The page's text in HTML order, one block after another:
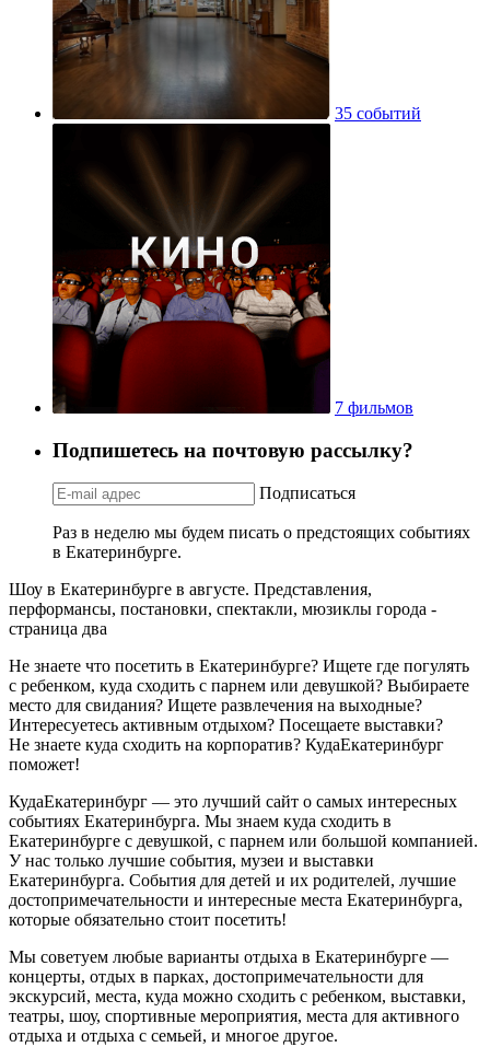
35 событий
7 фильмов
Подпишетесь на почтовую рассылку?
Подписаться
Раз в неделю мы будем писать о предстоящих событиях
в Екатеринбурге.
Шоу в Екатеринбурге в августе. Представления,
перформансы, постановки, спектакли, мюзиклы города -
страница два
Не знаете что посетить в Екатеринбурге? Ищете где погулять
с ребенком, куда сходить с парнем или девушкой? Выбираете
место для свидания? Ищете развлечения на выходные?
Интересуетесь активным отдыхом? Посещаете выставки?
Не знаете куда сходить на корпоратив? КудаЕкатеринбург
поможет!
КудаЕкатеринбург — это лучший сайт о самых интересных
событиях Екатеринбурга. Мы знаем куда сходить в
Екатеринбурге с девушкой, с парнем или большой компанией.
У нас только лучшие события, музеи и выставки
Екатеринбурга. События для детей и их родителей, лучшие
достопримечательности и интересные места Екатеринбурга,
которые обязательно стоит посетить!
Мы советуем любые варианты отдыха в Екатеринбурге —
концерты, отдых в парках, достопримечательности для
экскурсий, места, куда можно сходить с ребенком, выставки,
театры, шоу, спортивные мероприятия, места для активного
отдыха и отдыха с семьей, и многое другое.